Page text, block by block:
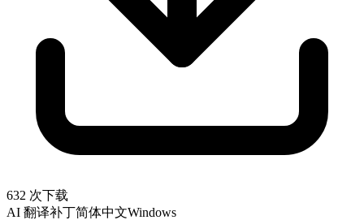
632 次下载
AI 翻译补丁简体中文Windows